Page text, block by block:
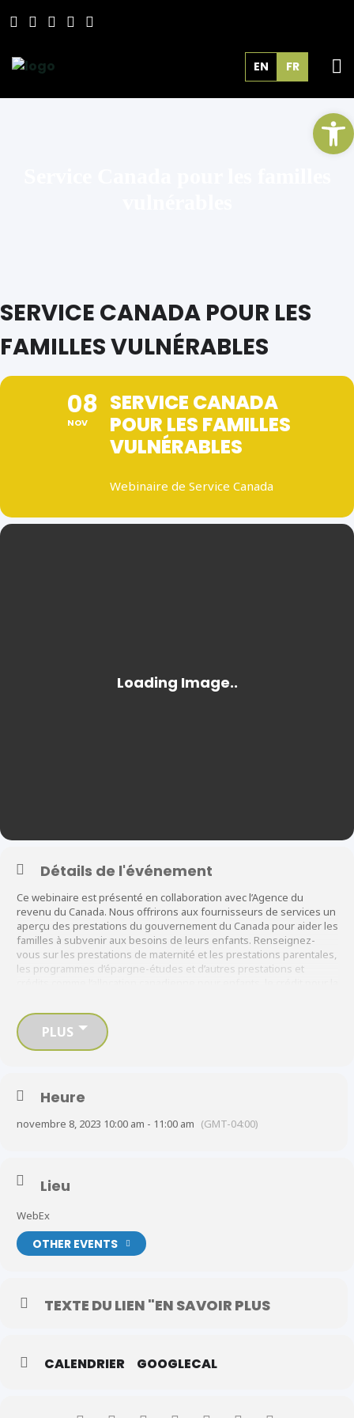
EN FR
SERVICE CANADA POUR LES
FAMILLES VULNÉRABLES
08
NOV
SERVICE CANADA
POUR LES FAMILLES
VULNÉRABLES
Webinaire de Service Canada
Détails de l'événement
Ce webinaire est présenté en collaboration avec l’Agence du
revenu du Canada. Nous offrirons aux fournisseurs de services un
aperçu des prestations du gouvernement du Canada pour aider les
familles à subvenir aux besoins de leurs enfants. Renseignez-
vous sur les prestations de maternité et les prestations parentales,
les programmes d’épargne-études et d’autres prestations et
Veuillez-vous inscrire sur le site WebEx pour recevoir l’invitation à
ce webinaire!
PLUS
Heure
novembre 8, 2023 10:00 am - 11:00 am (GMT-04:00)
Lieu
WebEx
OTHER EVENTS
TEXTE DU LIEN "EN SAVOIR PLUS
CALENDRIER GOOGLECAL